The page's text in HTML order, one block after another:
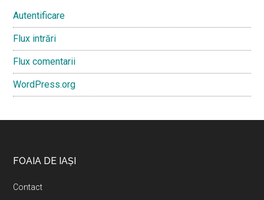
Autentificare
Flux intrări
Flux comentarii
WordPress.org
Footer
FOAIA DE IAȘI
Contact